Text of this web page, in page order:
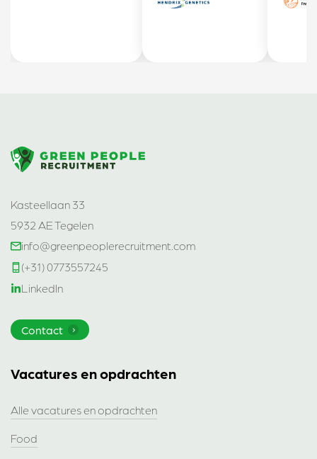
Kasteellaan 33
5932 AE Tegelen
info@greenpeoplerecruitment.com
(+31) 0773557245
LinkedIn
Contact
Vacatures en opdrachten
Alle vacatures en opdrachten
Food